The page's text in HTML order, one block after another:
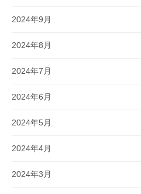
2024年9月
2024年8月
2024年7月
2024年6月
2024年5月
2024年4月
2024年3月